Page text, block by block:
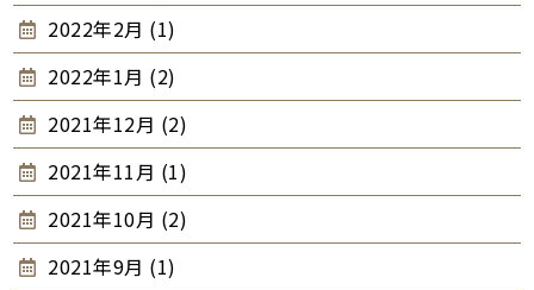
2022年2月 (1)
2022年1月 (2)
2021年12月 (2)
2021年11月 (1)
2021年10月 (2)
2021年9月 (1)